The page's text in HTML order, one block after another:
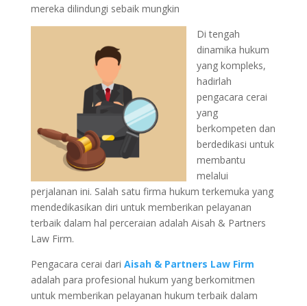
mereka dilindungi sebaik mungkin
Di tengah
dinamika hukum
yang kompleks,
hadirlah
pengacara cerai
yang
berkompeten dan
berdedikasi untuk
membantu
melalui
perjalanan ini. Salah satu firma hukum terkemuka yang
mendedikasikan diri untuk memberikan pelayanan
terbaik dalam hal perceraian adalah Aisah & Partners
Law Firm.
Pengacara cerai dari Aisah & Partners Law Firm
adalah para profesional hukum yang berkomitmen
untuk memberikan pelayanan hukum terbaik dalam